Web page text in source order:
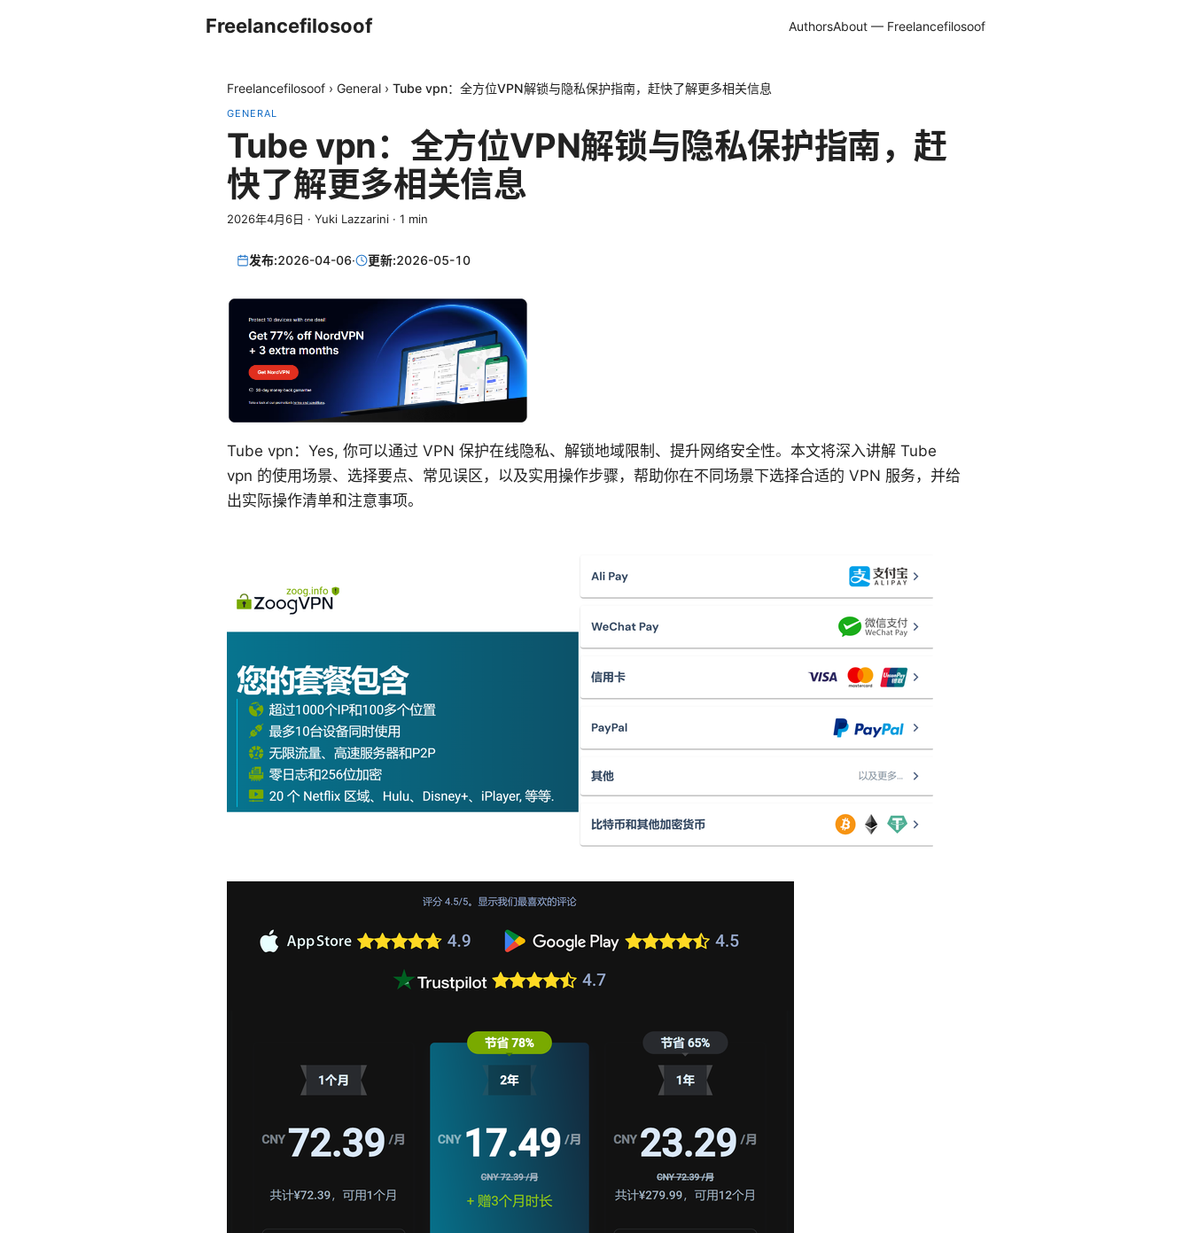
Freelancefilosoof AuthorsAbout — Freelancefilosoof
Freelancefilosoof › General › Tube vpn：全方位VPN解锁与隐私保护指南，赶快了解更多相关信息
GENERAL
Tube vpn：全方位VPN解锁与隐私保护指南，赶
快了解更多相关信息
2026年4月6日 · Yuki Lazzarini · 1 min
发布:2026-04-06· 更新:2026-05-10
Tube vpn：Yes, 你可以通过 VPN 保护在线隐私、解锁地域限制、提升网络安全性。本文将深入讲解 Tube
vpn 的使用场景、选择要点、常见误区，以及实用操作步骤，帮助你在不同场景下选择合适的 VPN 服务，并给
出实际操作清单和注意事项。